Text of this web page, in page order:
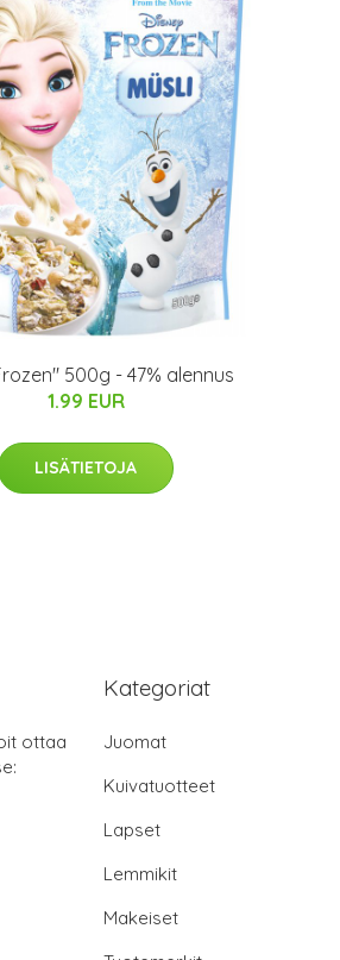
500g - 47% alennus
1.99 EUR
LISÄTIETOJA
ottaa
Kategoriat
Juomat
Kuivatuotteet
Lapset
Lemmikit
Makeiset